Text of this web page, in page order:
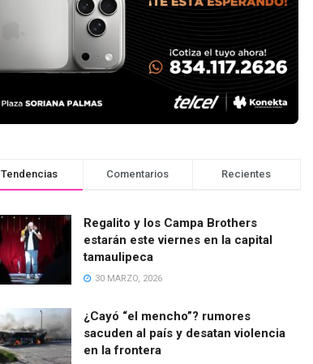
Tendencias Comentarios Recientes
Regalito y los Campa Brothers
estarán este viernes en la capital
tamaulipeca
30 MARZO, 2026
¿Cayó “el mencho”? rumores
sacuden al país y desatan violencia
en la frontera